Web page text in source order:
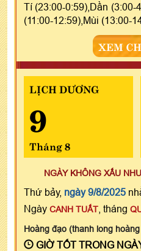
Tí (23:00-0:59),Dần (3:00-
(11:00-12:59),Mùi (13:00-
XEM
LỊCH DƯƠNG
9
Tháng 8
NGÀY KHÔNG XẤU
Thứ bảy, ngày 9/8/2025
Ngày CANH TUẤT , tháng
Hoàng đạo (thanh long
GIỜ TỐT TRONG